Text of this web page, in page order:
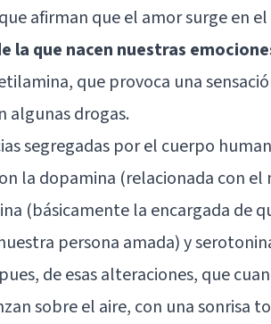
afirman que el amor surge en el
la que nacen nuestras
que provoca una
algunas drogas.
segregadas por el cuerpo
la dopamina (relacionada con el
(básicamente la encargada de
persona amada) y
de esas alteraciones, que
sobre el aire, con una sonrisa